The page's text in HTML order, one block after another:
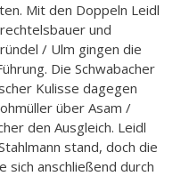
Mit den Doppeln Leidl
und
/ Ulm gingen die
Die Schwabacher
Kulisse dagegen
über Asam /
den Ausgleich. Leidl
stand, doch die
sich anschließend durch